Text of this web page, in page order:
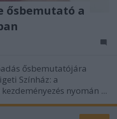
ősbemutató a
ősbemutatójára
Színház: a
nyomán ...